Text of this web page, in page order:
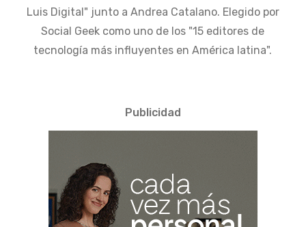
Luis Digital" junto a Andrea Catalano. Elegido por
Social Geek como uno de los "15 editores de
tecnología más influyentes en América latina".
Publicidad